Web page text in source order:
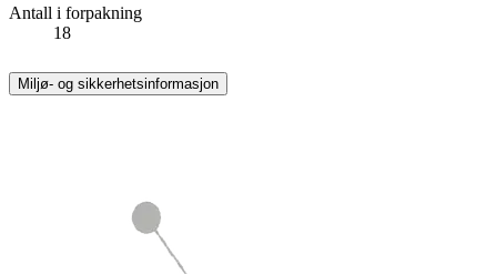
Antall i forpakning
18
Miljø- og sikkerhetsinformasjon